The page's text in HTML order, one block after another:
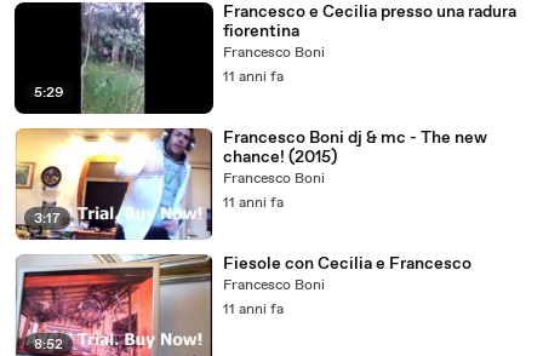
5:29
Francesco e Cecilia presso una radura
fiorentina
Francesco Boni
11 anni fa
3:17
Francesco Boni dj & mc - The new
chance! (2015)
Francesco Boni
11 anni fa
8:52
Fiesole con Cecilia e Francesco
Francesco Boni
11 anni fa